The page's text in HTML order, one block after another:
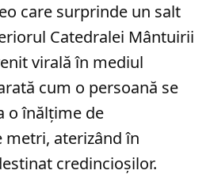
care surprinde un salt
Catedralei Mântuirii
virală în mediul
cum o persoană se
o înălțime de
metri, aterizând în
credincioșilor.